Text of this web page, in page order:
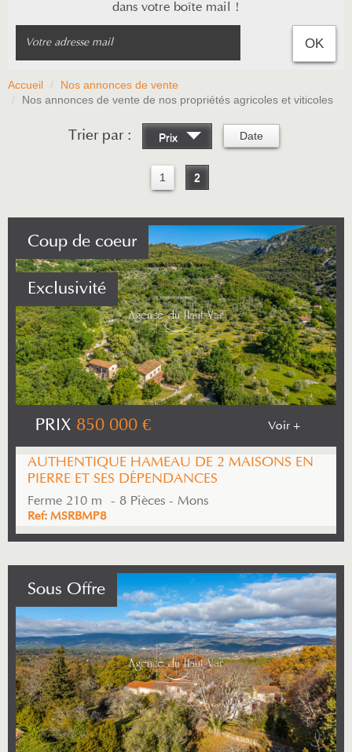
dans votre boîte mail !
OK
Accueil
Nos annonces de vente
Nos annonces de vente de nos propriétés agricoles et viticoles
Trier par : Prix Date
1 2
Exclusivité
Coup de coeur
PRIX 850 000 € Voir +
AUTHENTIQUE HAMEAU DE 2 MAISONS EN
PIERRE ET SES DÉPENDANCES
Ferme 210 m² - 8 Pièces - Mons
Ref: MSRBMP8
Sous Offre